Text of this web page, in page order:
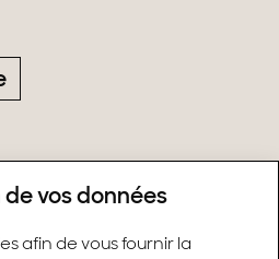
de vos données
afin de vous fournir la